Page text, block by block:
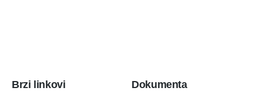
Brzi linkovi Dokumenta